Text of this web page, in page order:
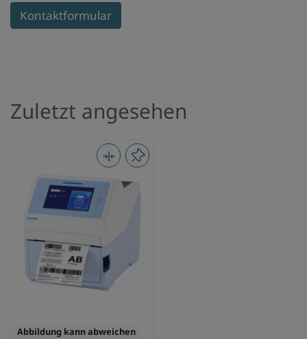
Kontaktformular
Zuletzt angesehen
Abbildung kann abweichen